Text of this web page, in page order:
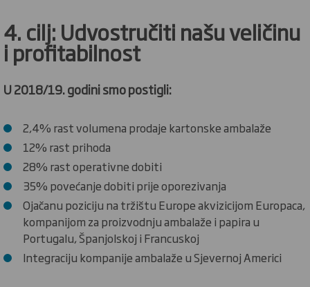
4. cilj: Udvostručiti našu veličinu
i profitabilnost
U 2018/19. godini smo postigli:
2,4% rast volumena prodaje kartonske ambalaže
12% rast prihoda
28% rast operativne dobiti
35% povećanje dobiti prije oporezivanja
Ojačanu poziciju na tržištu Europe akvizicijom Europaca,
kompanijom za proizvodnju ambalaže i papira u
Portugalu, Španjolskoj i Francuskoj
Integraciju kompanije ambalaže u Sjevernoj Americi